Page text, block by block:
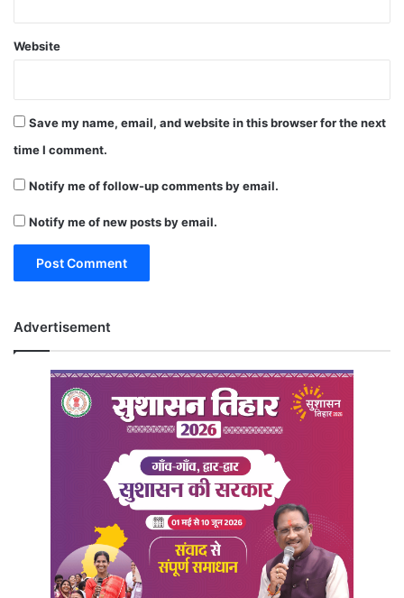
Website
Save my name, email, and website in this browser for the next
time I comment.
Notify me of follow-up comments by email.
Notify me of new posts by email.
Advertisement